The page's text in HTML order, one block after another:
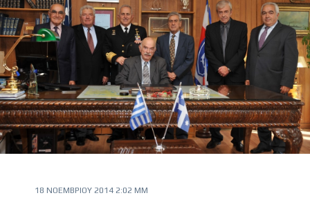
18 ΝΟΕΜΒΡΊΟΥ 2014 2:02 ΜΜ